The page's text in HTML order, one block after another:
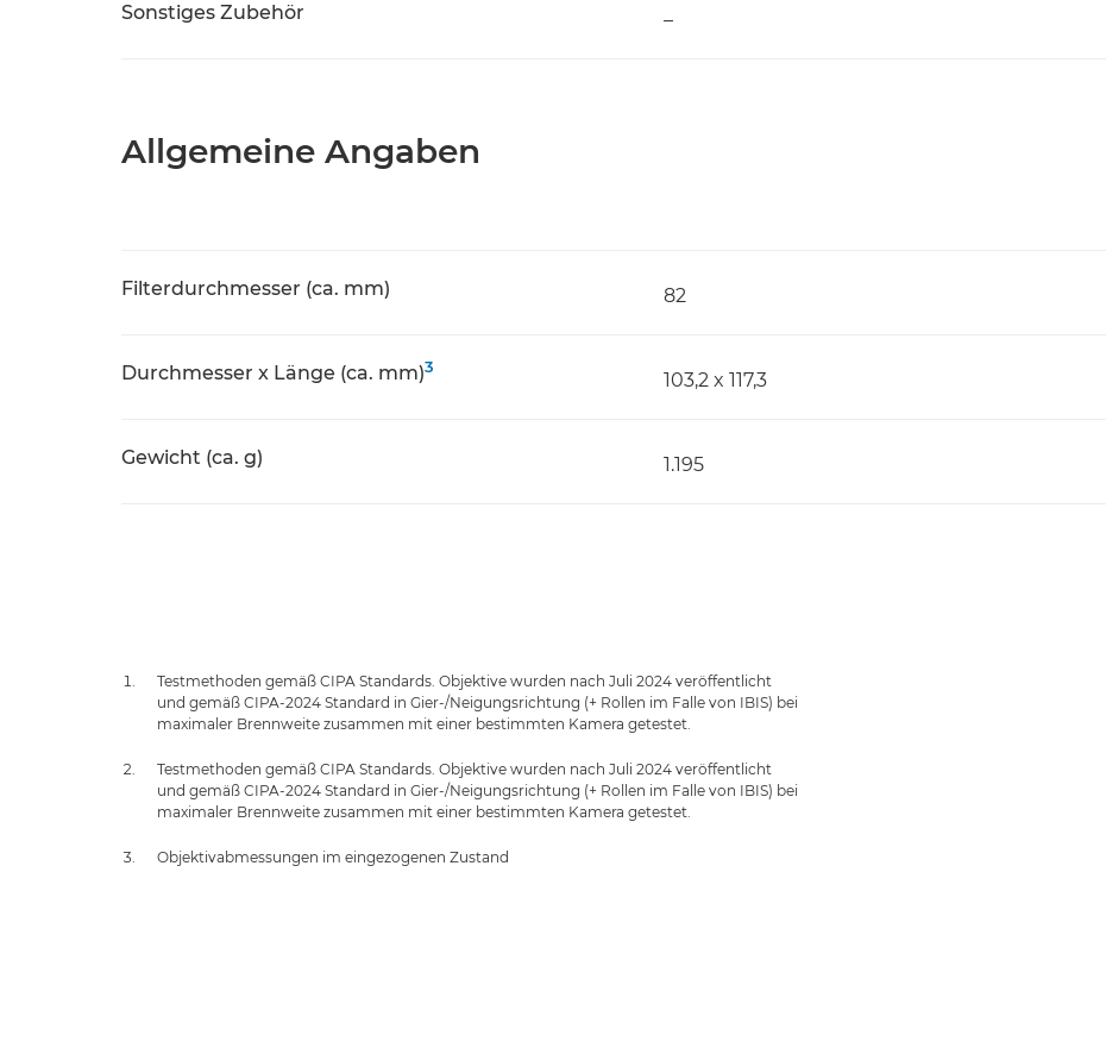
Sonstiges Zubehör –
Allgemeine Angaben
Filterdurchmesser (ca. mm) 82
Durchmesser x Länge (ca. mm)3
103,2 x 117,3
Gewicht (ca. g) 1.195
Testmethoden gemäß CIPA Standards. Objektive wurden nach Juli 2024 veröffentlicht
und gemäß CIPA-2024 Standard in Gier-/Neigungsrichtung (+ Rollen im Falle von IBIS) bei
maximaler Brennweite zusammen mit einer bestimmten Kamera getestet.
Testmethoden gemäß CIPA Standards. Objektive wurden nach Juli 2024 veröffentlicht
und gemäß CIPA-2024 Standard in Gier-/Neigungsrichtung (+ Rollen im Falle von IBIS) bei
maximaler Brennweite zusammen mit einer bestimmten Kamera getestet.
Objektivabmessungen im eingezogenen Zustand